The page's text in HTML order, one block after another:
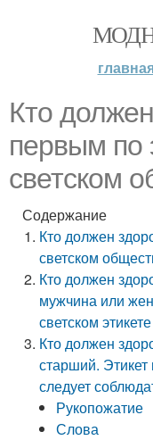
Кто
первым по
светском
Содержание
Кто должен
светском
Кто должен
мужчина или
светском этикете
Кто должен
старший.
следует
Рукопожатие
Слова